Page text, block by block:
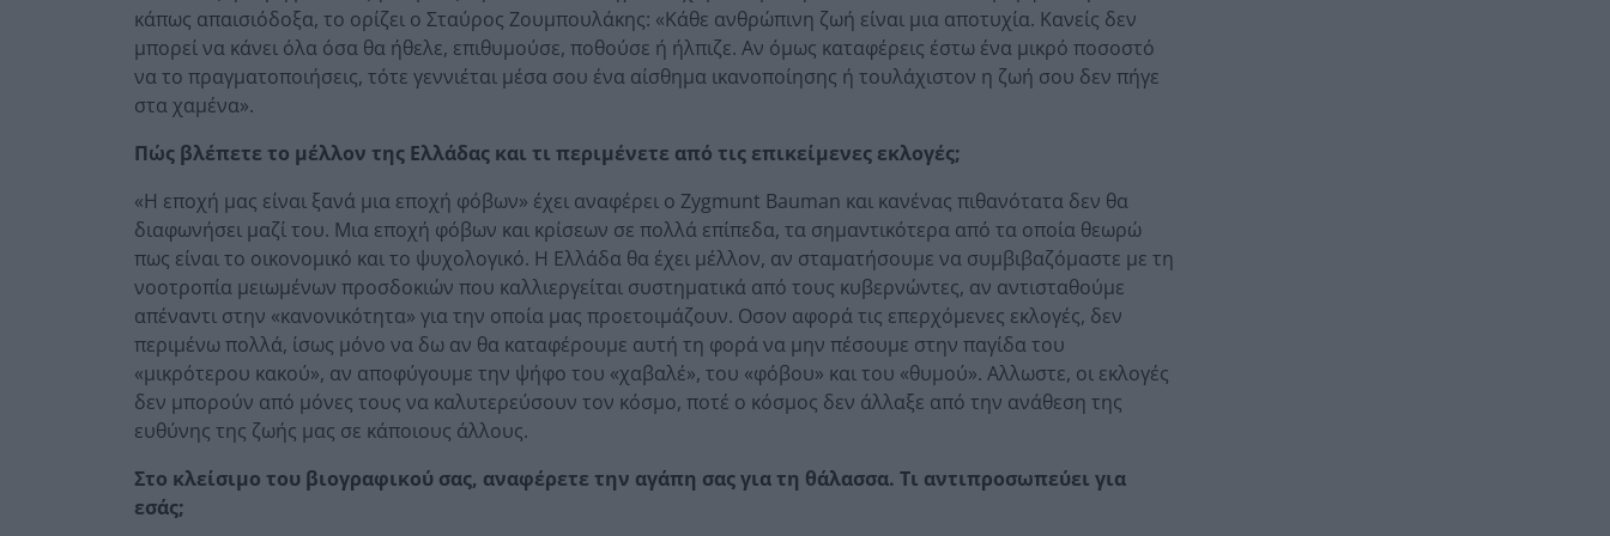
κάπως απαισιόδοξα, το ορίζει ο Σταύρος Ζουμπουλάκης: «Κάθε ανθρώπινη ζωή είναι μια αποτυχία. Κανείς δεν
μπορεί να κάνει όλα όσα θα ήθελε, επιθυμούσε, ποθούσε ή ήλπιζε. Αν όμως καταφέρεις έστω ένα μικρό ποσοστό
να το πραγματοποιήσεις, τότε γεννιέται μέσα σου ένα αίσθημα ικανοποίησης ή τουλάχιστον η ζωή σου δεν πήγε
στα χαμένα».
Πώς βλέπετε το μέλλον της Ελλάδας και τι περιμένετε από τις επικείμενες εκλογές;
«Η εποχή μας είναι ξανά μια εποχή φόβων» έχει αναφέρει ο Zygmunt Bauman και κανένας πιθανότατα δεν θα
διαφωνήσει μαζί του. Μια εποχή φόβων και κρίσεων σε πολλά επίπεδα, τα σημαντικότερα από τα οποία θεωρώ
πως είναι το οικονομικό και το ψυχολογικό. Η Ελλάδα θα έχει μέλλον, αν σταματήσουμε να συμβιβαζόμαστε με τη
νοοτροπία μειωμένων προσδοκιών που καλλιεργείται συστηματικά από τους κυβερνώντες, αν αντισταθούμε
απέναντι στην «κανονικότητα» για την οποία μας προετοιμάζουν. Οσον αφορά τις επερχόμενες εκλογές, δεν
περιμένω πολλά, ίσως μόνο να δω αν θα καταφέρουμε αυτή τη φορά να μην πέσουμε στην παγίδα του
«μικρότερου κακού», αν αποφύγουμε την ψήφο του «χαβαλέ», του «φόβου» και του «θυμού». Αλλωστε, οι εκλογές
δεν μπορούν από μόνες τους να καλυτερεύσουν τον κόσμο, ποτέ ο κόσμος δεν άλλαξε από την ανάθεση της
ευθύνης της ζωής μας σε κάποιους άλλους.
Στο κλείσιμο του βιογραφικού σας, αναφέρετε την αγάπη σας για τη θάλασσα. Τι αντιπροσωπεύει για
εσάς;